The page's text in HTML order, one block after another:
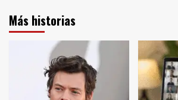
Más historias